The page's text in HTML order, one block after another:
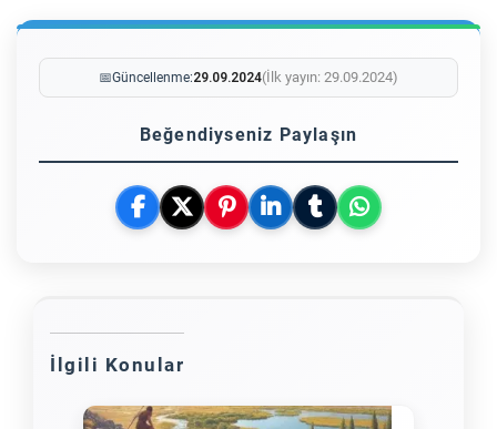
📅Güncellenme:29.09.2024(İlk yayın: 29.09.2024)
Beğendiyseniz Paylaşın
İlgili Konular